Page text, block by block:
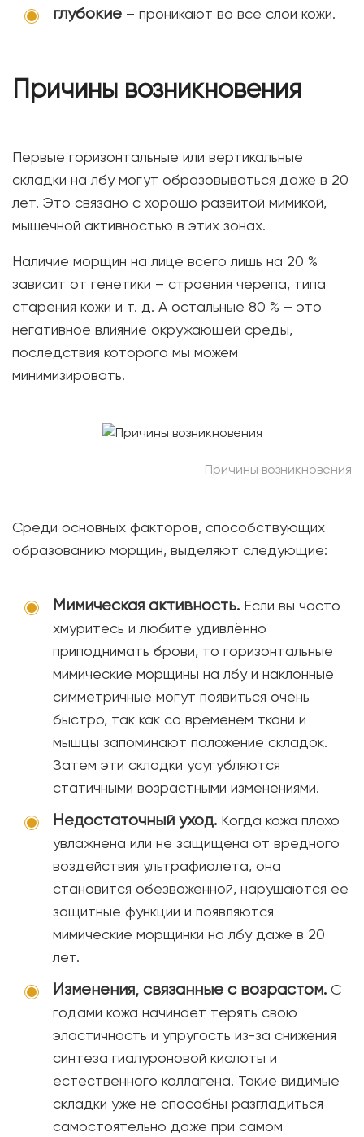
глубокие – проникают во все слои кожи.
Причины возникновения
Первые горизонтальные или вертикальные
складки на лбу могут образовываться даже в 20
лет. Это связано с хорошо развитой мимикой,
мышечной активностью в этих зонах.
Наличие морщин на лице всего лишь на 20 %
зависит от генетики – строения черепа, типа
старения кожи и т. д. А остальные 80 % – это
негативное влияние окружающей среды,
последствия которого мы можем
минимизировать.
Причины возникновения
Среди основных факторов, способствующих
образованию морщин, выделяют следующие:
Мимическая активность. Если вы часто
хмуритесь и любите удивлённо
приподнимать брови, то горизонтальные
мимические морщины на лбу и наклонные
симметричные могут появиться очень
быстро, так как со временем ткани и
мышцы запоминают положение складок.
Затем эти складки усугубляются
статичными возрастными изменениями.
Недостаточный уход. Когда кожа плохо
увлажнена или не защищена от вредного
воздействия ультрафиолета, она
становится обезвоженной, нарушаются ее
защитные функции и появляются
мимические морщинки на лбу даже в 20
лет.
Изменения, связанные с возрастом. С
годами кожа начинает терять свою
эластичность и упругость из-за снижения
синтеза гиалуроновой кислоты и
естественного коллагена. Такие видимые
складки уже не способны разгладиться
самостоятельно даже при самом